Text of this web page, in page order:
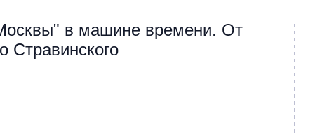
в машине времени. От
Стравинского